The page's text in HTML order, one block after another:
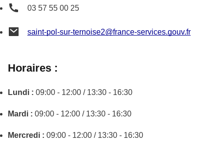
03 57 55 00 25
saint-pol-sur-ternoise2@france-services.gouv.fr
Horaires :
Lundi : 09:00 - 12:00 / 13:30 - 16:30
Mardi : 09:00 - 12:00 / 13:30 - 16:30
Mercredi : 09:00 - 12:00 / 13:30 - 16:30